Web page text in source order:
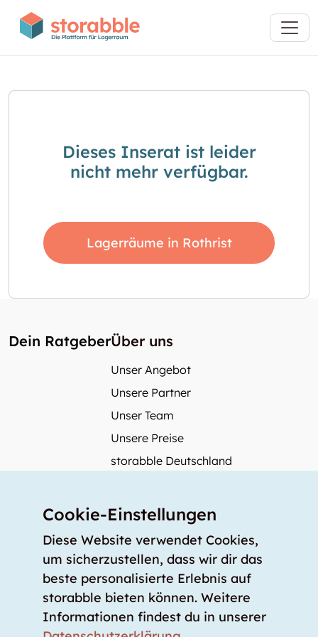
Dieses Inserat ist leider
nicht mehr verfügbar.
Lagerräume in Rothrist
Dein RatgeberÜber uns
Unser Angebot
Unsere Partner
Unser Team
Unsere Preise
storabble Deutschland
Mehr über storabble
Medienbeiträge
Wie gross muss ein Lagerraum sein?
Was kostet ein Lagerraum?
Für Lageranbieter
Cookie-Einstellungen
Diese Website verwendet Cookies,
um sicherzustellen, dass wir dir das
beste personalisierte Erlebnis auf
storabble bieten können. Weitere
Informationen findest du in unserer